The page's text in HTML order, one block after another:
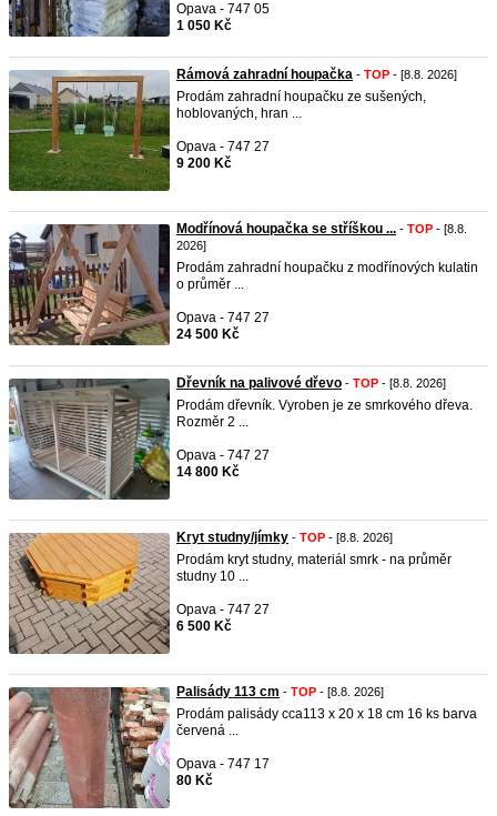
Opava - 747 05
1 050 Kč
Rámová zahradní houpačka - TOP - [8.8. 2026]
Prodám zahradní houpačku ze sušených,
hoblovaných, hran ...
Opava - 747 27
9 200 Kč
Modřínová houpačka se stříškou ... - TOP - [8.8.
2026]
Prodám zahradní houpačku z modřínových kulatin
o průměr ...
Opava - 747 27
24 500 Kč
Dřevník na palivové dřevo - TOP - [8.8. 2026]
Prodám dřevník. Vyroben je ze smrkového dřeva.
Rozměr 2 ...
Opava - 747 27
14 800 Kč
Kryt studny/jímky - TOP - [8.8. 2026]
Prodám kryt studny, materiál smrk - na průměr
studny 10 ...
Opava - 747 27
6 500 Kč
Palisády 113 cm - TOP - [8.8. 2026]
Prodám palisády cca113 x 20 x 18 cm 16 ks barva
červená ...
Opava - 747 17
80 Kč